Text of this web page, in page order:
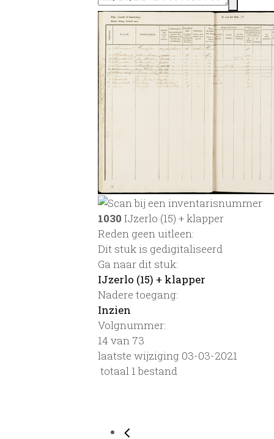
1030 IJzerlo (15) + klapper
Reden geen uitleen:
Dit stuk is gedigitaliseerd
Ga naar dit stuk:
IJzerlo (15) + klapper
Nadere toegang:
Inzien
Volgnummer:
14 van 73
laatste wijziging 03-03-2021
totaal 1 bestand